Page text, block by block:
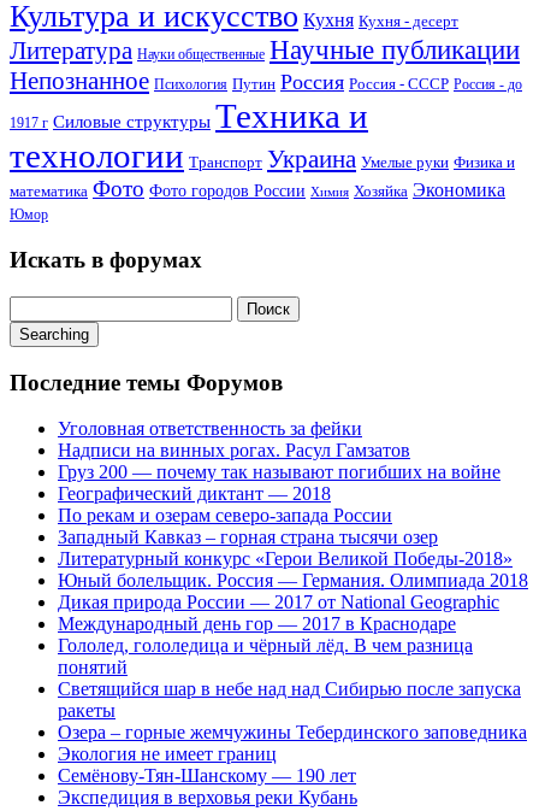
Культура и искусство Кухня Кухня - десерт
Литература Науки общественные Научные публикации
Непознанное Психология Путин Россия Россия - СССР Россия - до
1917 г Силовые структуры Техника и
технологии Транспорт Украина Умелые руки Физика и
математика Фото Фото городов России Химия Хозяйка Экономика
Юмор
Искать в форумах
Searching
Последние темы Форумов
Уголовная ответственность за фейки
Надписи на винных рогах. Расул Гамзатов
Груз 200 — почему так называют погибших на войне
Географический диктант — 2018
По рекам и озерам северо-запада России
Западный Кавказ – горная страна тысячи озер
Литературный конкурс «Герои Великой Победы-2018»
Юный болельщик. Россия — Германия. Олимпиада 2018
Дикая природа России — 2017 от National Geographic
Международный день гор — 2017 в Краснодаре
Гололед, гололедица и чёрный лёд. В чем разница
понятий
Светящийся шар в небе над над Сибирью после запуска
ракеты
Озера – горные жемчужины Тебердинского заповедника
Экология не имеет границ
Семёнову-Тян-Шанскому — 190 лет
Экспедиция в верховья реки Кубань